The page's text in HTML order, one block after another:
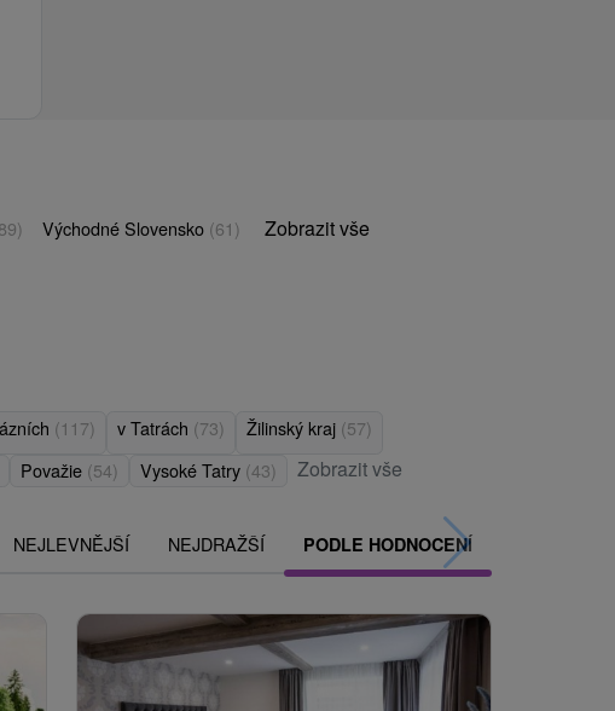
Východné Slovensko (61) Zobrazit vše
(117) v Tatrách (73) Žilinský kraj (57)
Považie (54) Vysoké Tatry (43) Zobrazit vše
NEJLEVNĚJŠÍ NEJDRAŽŠÍ PODLE HODNOCENÍ